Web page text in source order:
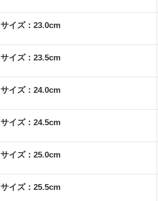
サイズ：23.0cm
サイズ：23.5cm
サイズ：24.0cm
サイズ：24.5cm
サイズ：25.0cm
サイズ：25.5cm